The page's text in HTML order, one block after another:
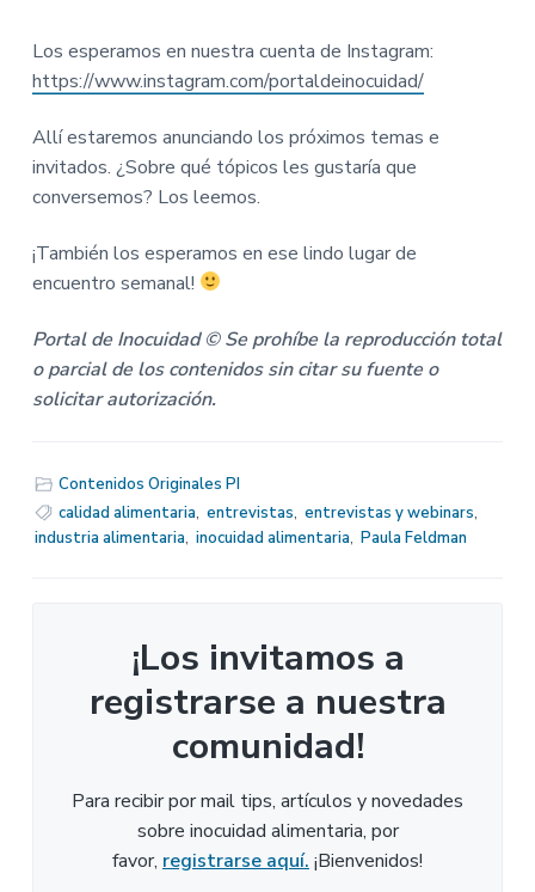
Los esperamos en nuestra cuenta de Instagram:
https://www.instagram.com/portaldeinocuidad/
Allí estaremos anunciando los próximos temas e
invitados. ¿Sobre qué tópicos les gustaría que
conversemos? Los leemos.
¡También los esperamos en ese lindo lugar de
encuentro semanal!
Portal de Inocuidad © Se prohíbe la reproducción total
o parcial de los contenidos sin citar su fuente o
solicitar autorización.
Contenidos Originales PI
calidad alimentaria, entrevistas, entrevistas y webinars,
industria alimentaria, inocuidad alimentaria, Paula Feldman
¡Los invitamos a
registrarse a nuestra
comunidad!
Para recibir por mail tips, artículos y novedades
sobre inocuidad alimentaria, por
favor, registrarse aquí. ¡Bienvenidos!